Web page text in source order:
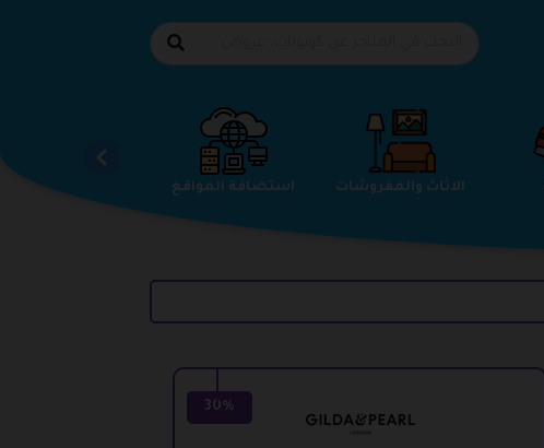
استضافة المواقع الاثاث والمفروشات الاحذية
30%